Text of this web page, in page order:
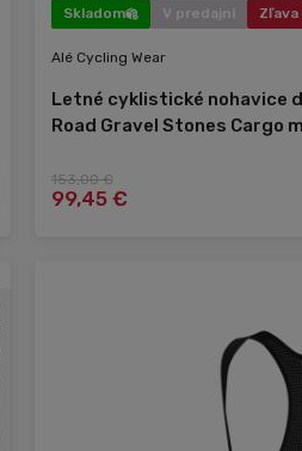
Skladom V predajni Zľava
Alé Cycling Wear
Letné cyklistické nohavice
Road Gravel Stones Cargo
153,00 €
99,45 €